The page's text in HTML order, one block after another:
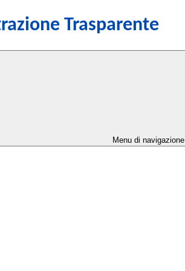
Trasparente
Menu di navigazione